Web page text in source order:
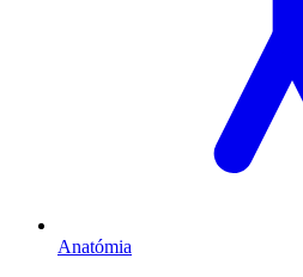
Anatómia